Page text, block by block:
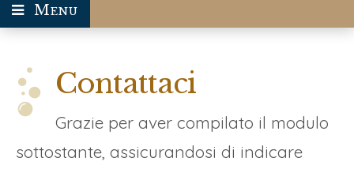
Menu
Contattaci
Grazie per aver compilato il modulo
sottostante, assicurandosi di indicare